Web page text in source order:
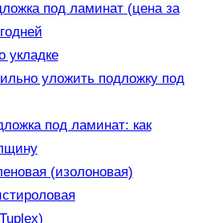
под ламинат (цена за
укладке
уложить подложку под
под ламинат: как
(изолоновая)